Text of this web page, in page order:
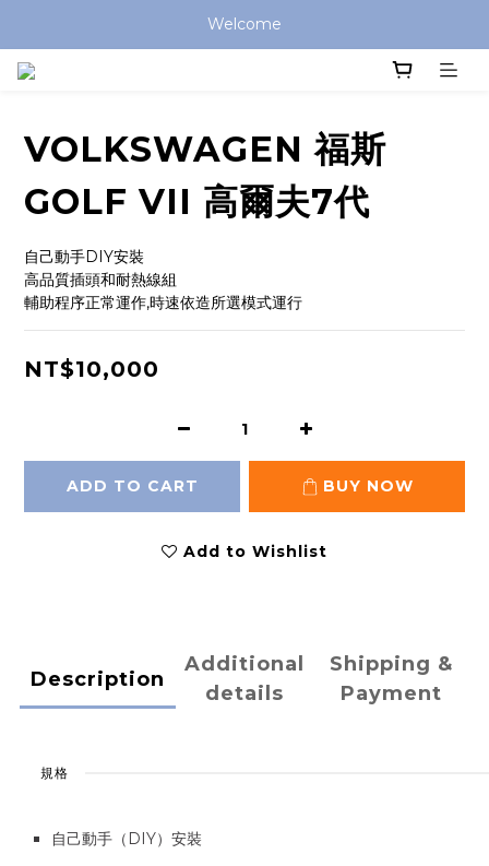
Welcome
VOLKSWAGEN 福斯
GOLF VII 高爾夫7代
自己動手DIY安裝
高品質插頭和耐熱線組
輔助程序正常運作,時速依造所選模式運行
NT$10,000
ADD TO CART BUY NOW
Add to Wishlist
Description
Additional
details
Shipping &
Payment
規格
自己動手（DIY）安裝